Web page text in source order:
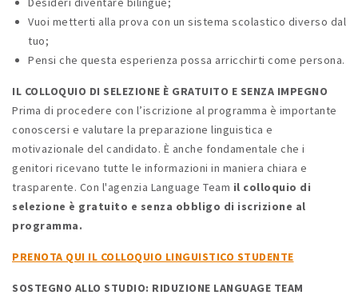
Vuoi metterti alla prova con un sistema scolastico diverso dal
tuo;
Pensi che questa esperienza possa arricchirti come persona.
IL COLLOQUIO DI SELEZIONE È GRATUITO E SENZA IMPEGNO
Prima di procedere con l’iscrizione al programma è importante
conoscersi e valutare la preparazione linguistica e
motivazionale del candidato. È anche fondamentale che i
genitori ricevano tutte le informazioni in maniera chiara e
trasparente. Con l'agenzia Language Team il colloquio di
selezione è gratuito e senza obbligo di iscrizione al
programma.
PRENOTA QUI IL COLLOQUIO LINGUISTICO STUDENTE
SOSTEGNO ALLO STUDIO: RIDUZIONE LANGUAGE TEAM